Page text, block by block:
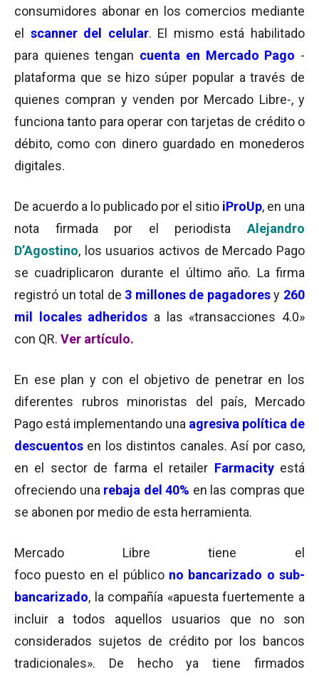
consumidores abonar en los comercios mediante
el
scanner del celular. El mismo está habilitado
para quienes tengan cuenta en Mercado Pago -
plataforma que se hizo súper popular a través de
quienes compran y venden por Mercado Libre-, y
funciona tanto para operar con tarjetas de crédito o
débito, como con dinero guardado en monederos
digitales.
De acuerdo a lo publicado por el sitio iProUp, en una
nota firmada por el periodista Alejandro
D’Agostino, los usuarios activos de Mercado Pago
se cuadriplicaron durante el último año. La firma
registró un total de 3 millones de pagadoresy 260
mil locales adheridos a las «transacciones 4.0»
con QR. Ver artículo.
En ese plan y con el objetivo de penetrar en los
diferentes rubros minoristas del país, Mercado
Pago está implementando una agresiva política de
descuentos en los distintos canales. Así por caso,
en el sector de farma el retailer Farmacity está
ofreciendo una rebaja del 40% en las compras que
se abonen por medio de esta herramienta.
Mercado Libre tiene el
foco puesto en el público no bancarizado o sub-
bancarizado, la compañía «apuesta fuertemente a
incluir a todos aquellos usuarios que no son
considerados sujetos de crédito por los bancos
tradicionales». De hecho ya tiene firmados